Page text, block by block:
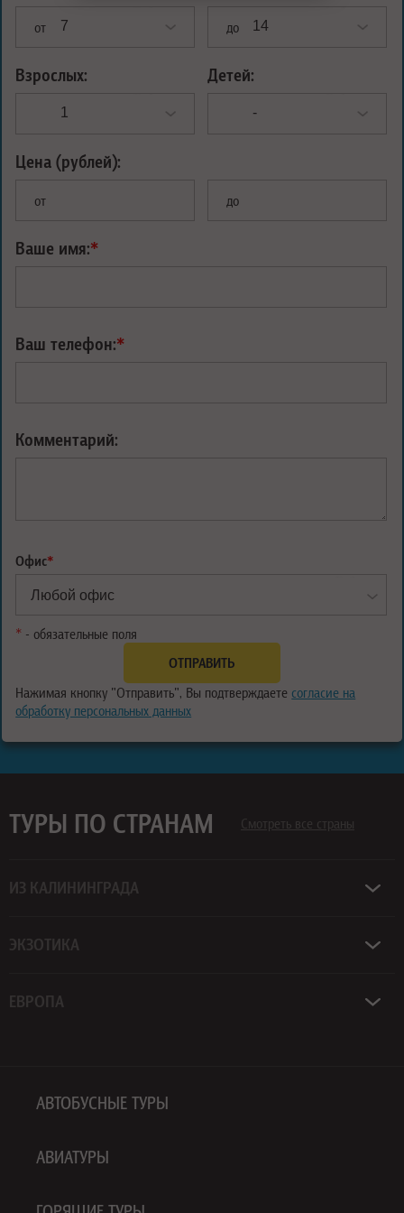
от до
Взрослых: Детей:
Цена (рублей):
от до
Ваше имя:*
Ваш телефон:*
Комментарий:
Офис*
* - обязательные поля
Нажимая кнопку "Отправить", Вы подтверждаете согласие на
обработку персональных данных
ТУРЫ ПО СТРАНАМ Смотреть все страны
ИЗ КАЛИНИНГРАДА
ЭКЗОТИКА
ЕВРОПА
АВТОБУСНЫЕ ТУРЫ
АВИАТУРЫ